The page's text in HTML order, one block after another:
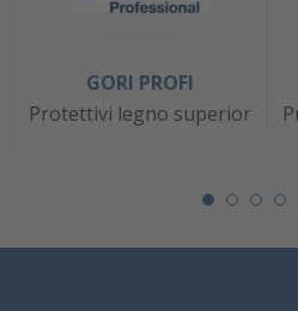
GORI PROFI
Protettivi legno superior